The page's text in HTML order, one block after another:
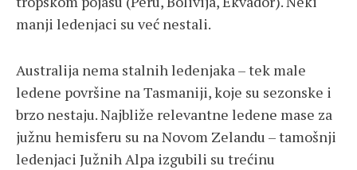
manji ledenjaci su već nestali.
Australija nema stalnih ledenjaka – tek male
ledene površine na Tasmaniji, koje su sezonske i
brzo nestaju. Najbliže relevantne ledene mase za
južnu hemisferu su na Novom Zelandu – tamošnji
ledenjaci Južnih Alpa izgubili su trećinu